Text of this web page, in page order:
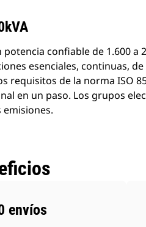
confiable de 1.600 a
esenciales, continuas,
requisitos de la norma ISO
en un paso. Los grupos
envíos